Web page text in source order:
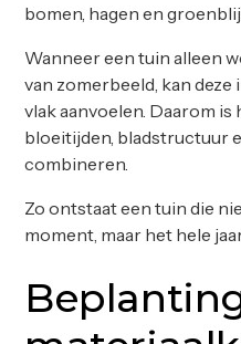
bomen, hagen en
Wanneer een tuin alleen
van zomerbeeld, kan
vlak aanvoelen. Daarom
bloeitijden, bladstructuur
combineren.
Zo ontstaat een tuin die
moment, maar het hele